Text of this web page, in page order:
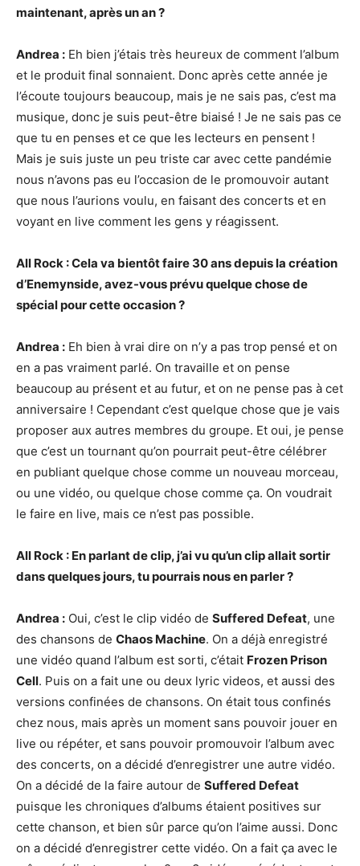
maintenant, après un an ?
Andrea : Eh bien j’étais très heureux de comment l’album
et le produit final sonnaient. Donc après cette année je
l’écoute toujours beaucoup, mais je ne sais pas, c’est ma
musique, donc je suis peut-être biaisé ! Je ne sais pas ce
que tu en penses et ce que les lecteurs en pensent !
Mais je suis juste un peu triste car avec cette pandémie
nous n’avons pas eu l’occasion de le promouvoir autant
que nous l’aurions voulu, en faisant des concerts et en
voyant en live comment les gens y réagissent.
All Rock : Cela va bientôt faire 30 ans depuis la création
d’Enemynside, avez-vous prévu quelque chose de
spécial pour cette occasion ?
Andrea : Eh bien à vrai dire on n’y a pas trop pensé et on
en a pas vraiment parlé. On travaille et on pense
beaucoup au présent et au futur, et on ne pense pas à cet
anniversaire ! Cependant c’est quelque chose que je vais
proposer aux autres membres du groupe. Et oui, je pense
que c’est un tournant qu’on pourrait peut-être célébrer
en publiant quelque chose comme un nouveau morceau,
ou une vidéo, ou quelque chose comme ça. On voudrait
le faire en live, mais ce n’est pas possible.
All Rock : En parlant de clip, j’ai vu qu’un clip allait sortir
dans quelques jours, tu pourrais nous en parler ?
Andrea : Oui, c’est le clip vidéo de Suffered Defeat, une
des chansons de Chaos Machine. On a déjà enregistré
une vidéo quand l’album est sorti, c’était Frozen Prison
Cell. Puis on a fait une ou deux lyric videos, et aussi des
versions confinées de chansons. On était tous confinés
chez nous, mais après un moment sans pouvoir jouer en
live ou répéter, et sans pouvoir promouvoir l’album avec
des concerts, on a décidé d’enregistrer une autre vidéo.
On a décidé de la faire autour de Suffered Defeat
puisque les chroniques d’albums étaient positives sur
cette chanson, et bien sûr parce qu’on l’aime aussi. Donc
on a décidé d’enregistrer cette vidéo. On a fait ça avec le